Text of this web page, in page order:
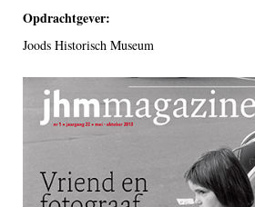
Opdrachtgever:
Joods Historisch Museum